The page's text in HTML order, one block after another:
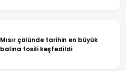
Mısır çölünde tarihin en büyük
balina fosili keşfedildi